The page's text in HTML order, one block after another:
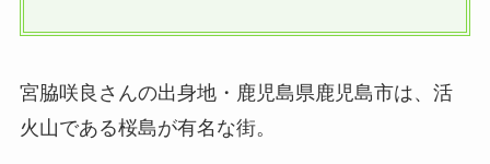
宮脇咲良さんの出身地・鹿児島県鹿児島市は、活
火山である桜島が有名な街。